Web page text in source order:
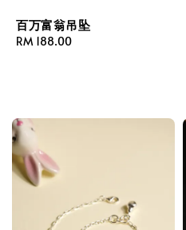
百万富翁吊坠
Regular
RM 188.00